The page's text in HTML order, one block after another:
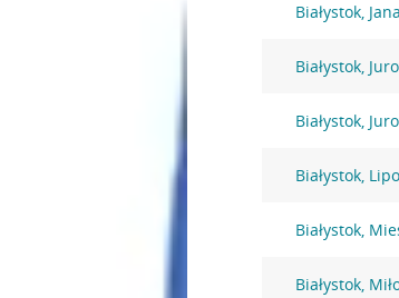
Białystok,
Białystok,
Białystok,
Białystok,
Białystok,
Białystok,